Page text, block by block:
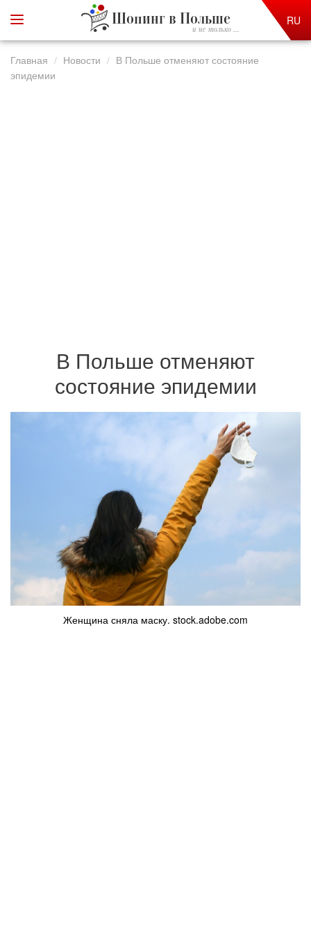
Шопинг в Польше
и не только ...
RU
Главная Новости
В Польше отменяют состояние
эпидемии
В Польше отменяют
состояние эпидемии
Женщина сняла маску. stock.adobe.com